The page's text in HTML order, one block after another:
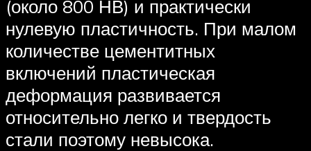
(около 800 НВ) и практически
нулевую пластичность. При малом
количестве цементитных
включений пластическая
деформация развивается
относительно легко и твердость
стали поэтому невысока.